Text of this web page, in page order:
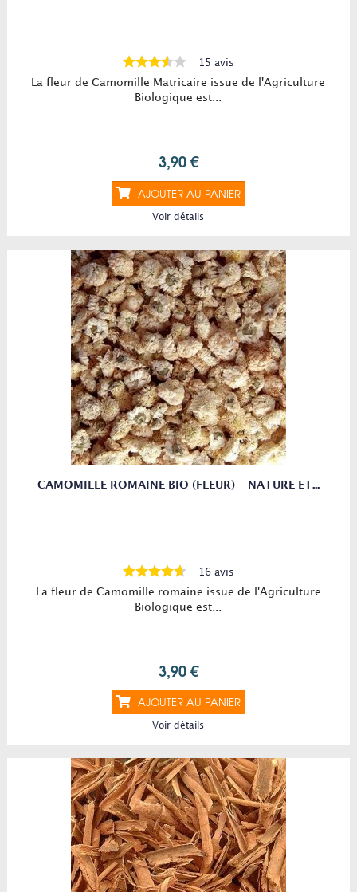
15 avis
La fleur de Camomille Matricaire issue de l'Agriculture
Biologique est...
3,90 €
AJOUTER AU PANIER
Voir détails
CAMOMILLE ROMAINE BIO (FLEUR) - NATURE ET...
16 avis
La fleur de Camomille romaine issue de l'Agriculture
Biologique est...
3,90 €
AJOUTER AU PANIER
Voir détails